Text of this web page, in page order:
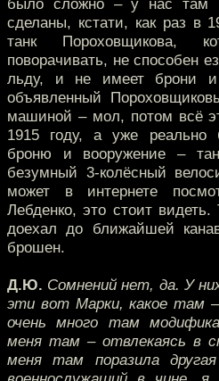
было сложно – у нас там
сделаны, кстати, как раз в
танк Пороховщикова,
поворачивать, не способен
льду, и не имеет брони и
объявленный
машиной – мол, потом всё
1915 году, а уже реально
броню и вооружение –
безумный 3-колёсный
может в интернете
Лебденко, это стоит
доехал до ближайшей
брошен.
Д.Ю. Сомнений нет, да. У
эти вот Марки, какое там
очень много там
меня там – отвлекаясь в
меня там поразила